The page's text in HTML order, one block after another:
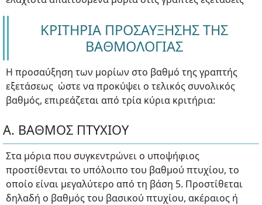
ΚΡΙΤΗΡΙΑ ΠΡΟΣΑΥΞΗΣΗΣ ΤΗΣ
ΒΑΘΜΟΛΟΓΙΑΣ
Η προσαύξηση των μορίων στο βαθμό της γραπτής
εξετάσεως ώστε να προκύψει ο τελικός συνολικός
βαθμός, επιρεάζεται από τρία κύρια κριτήρια:
Α. ΒΑΘΜΟΣ ΠΤΥΧΙΟΥ
Στα μόρια που συγκεντρώνει ο υποψήφιος
προστίθενται το υπόλοιπο του βαθμού πτυχίου, το
οποίο είναι μεγαλύτερο από τη βάση 5. Προστίθεται
δηλαδή ο βαθμός του βασικού πτυχίου, ακέραιος ή